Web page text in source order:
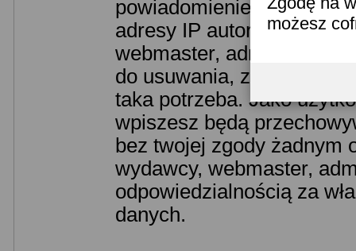
możesz
powiadomieniem
adresy IP autorów.
webmaster, administrator
do usuwania, zmiany lub
taka potrzeba. Jako
wpiszesz będą
bez twojej zgody żadnym
wydawcy, webmaster,
odpowiedzialnością za
danych.